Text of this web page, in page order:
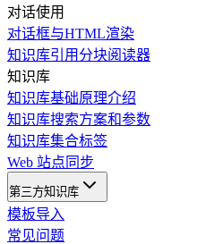
对话使用
对话框与HTML渲染
知识库引用分块阅读器
知识库
知识库基础原理介绍
知识库搜索方案和参数
知识库集合标签
Web 站点同步
第三方知识库
模板导入
常见问题